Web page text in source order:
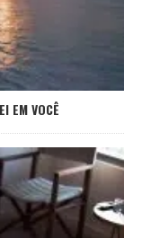
EM VOCÊ